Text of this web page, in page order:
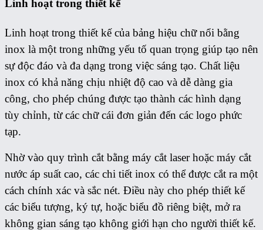
Linh hoạt trong thiết kế
Linh hoạt trong thiết kế của bảng hiệu chữ nổi bằng
inox là một trong những yếu tố quan trọng giúp tạo nên
sự độc đáo và đa dạng trong việc sáng tạo. Chất liệu
inox có khả năng chịu nhiệt độ cao và dễ dàng gia
công, cho phép chúng được tạo thành các hình dạng
tùy chỉnh, từ các chữ cái đơn giản đến các logo phức
tạp.
Nhờ vào quy trình cắt bằng máy cắt laser hoặc máy cắt
nước áp suất cao, các chi tiết inox có thể được cắt ra một
cách chính xác và sắc nét. Điều này cho phép thiết kế
các biểu tượng, ký tự, hoặc biểu đồ riêng biệt, mở ra
không gian sáng tạo không giới hạn cho người thiết kế.